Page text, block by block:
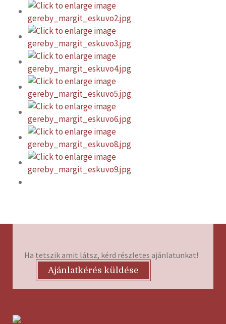
Ha tetszik amit látsz, kérd részletes ajánlatunkat!
Ajánlatkérés küldése